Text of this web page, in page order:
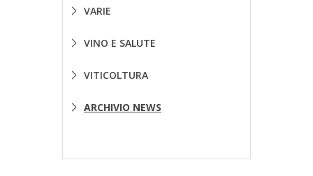
VARIE
VINO E SALUTE
VITICOLTURA
ARCHIVIO NEWS